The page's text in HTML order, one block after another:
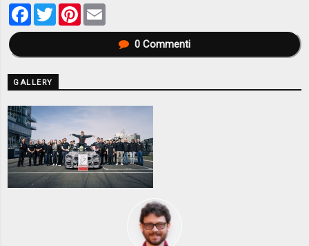
Facebook
TwitterPinterest
0Commenti
GALLERY